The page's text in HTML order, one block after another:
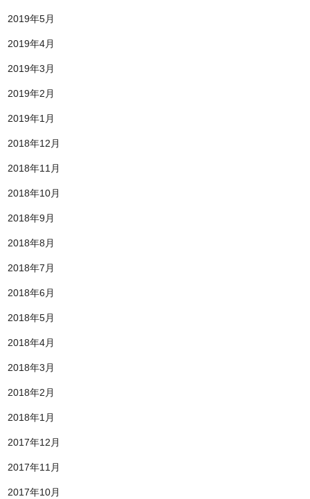
2019年5月
2019年4月
2019年3月
2019年2月
2019年1月
2018年12月
2018年11月
2018年10月
2018年9月
2018年8月
2018年7月
2018年6月
2018年5月
2018年4月
2018年3月
2018年2月
2018年1月
2017年12月
2017年11月
2017年10月